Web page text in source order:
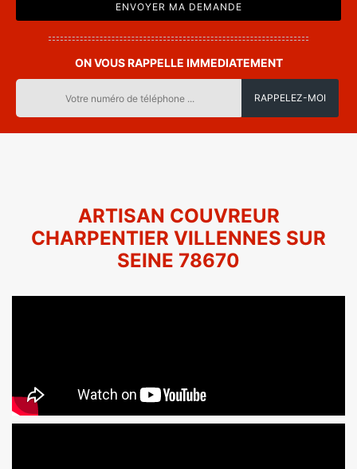
ON VOUS RAPPELLE IMMEDIATEMENT
ARTISAN COUVREUR
CHARPENTIER VILLENNES SUR
SEINE 78670